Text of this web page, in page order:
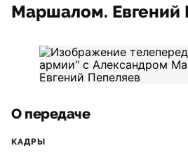
Маршалом. Евгений
О передаче
КАДРЫ